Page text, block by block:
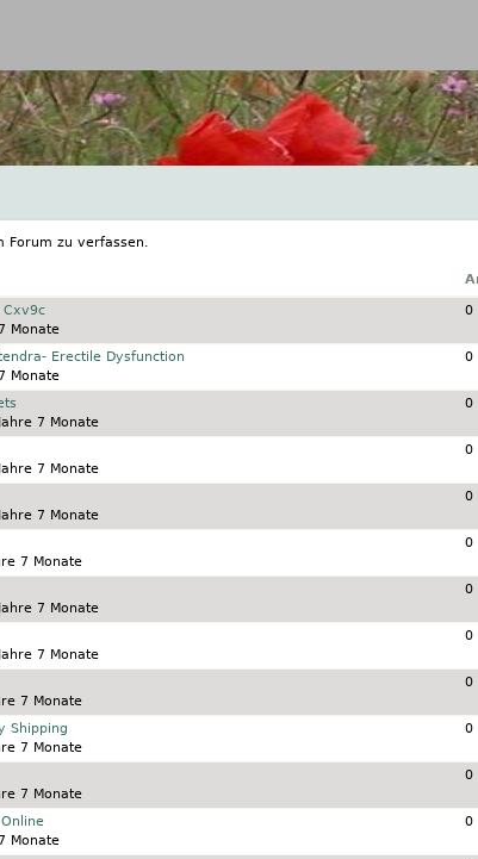
Forum zu verfassen.
Cxv9c
Monate
0
Erectile Dysfunction
Monate
0
7 Monate
0
7 Monate
0
7 Monate
0
7 Monate
0
7 Monate
0
7 Monate
0
7 Monate
0
Shipping
7 Monate
0
7 Monate
0
Monate
0